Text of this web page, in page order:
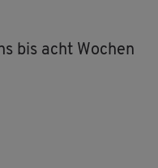
bis acht Wo­chen